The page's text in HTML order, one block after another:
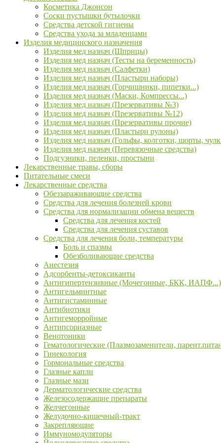
Косметика Джонсон
Соски пустышки бутылочки
Средства детской гигиены
Средства ухода за младенцами
Изделия медицинского назначения
Изделия мед назнач (Шприцы)
Изделия мед назнач (Тесты на беременность)
Изделия мед назнач (Салфетки)
Изделия мед назнач (Пластыри наборы)
Изделия мед назнач (Горчишники, пипетки...)
Изделия мед назнач (Маски, Компрессы...)
Изделия мед назнач (Презервативы №3)
Изделия мед назнач (Презервативы №12)
Изделия мед назнач (Презервативы прочие)
Изделия мед назнач (Пластыри рулоны)
Изделия мед назнач (Гольфы, колготки, шорты,
Изделия мед назнач (Перевязочные средства)
Подгузники, пеленки, простыни
Лекарственные травы, сборы
Питательные смеси
Лекарственные средства
Обеззараживающие средства
Средства для лечения болезней крови
Средства для нормализации обмена веществ
Средства для лечения костей
Средства для лечения суставов
Средства для лечения боли, температуры
Боль и спазмы
Обезболивающие средства
Анестезия
Адсорбенты-детоксиканты
Антигипертензивные (Мочегонные, БКК, ИАПФ...)
Антигельминтные
Антигистаминные
Антибиотики
Антигеморройные
Антипсориазные
Венотоники
Гематологические (Плазмозаменители,
Гинекология
Гормональные средства
Глазные капли
Глазные мази
Дерматологические средства
Железосодержащие препараты
Желчегонные
Желудочно-кишечный-тракт
Закрепляющие
Иммуномодуляторы